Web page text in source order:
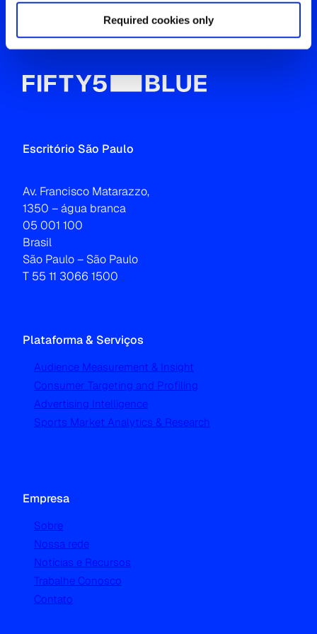
Required cookies only
Escritório São Paulo
Av. Francisco Matarazzo,
1350 – água branca
05 001 100
Brasil
São Paulo – São Paulo
T 55 11 3066 1500
Plataforma & Serviços
Audience Measurement & Insight
Consumer Targeting and Profiling
Advertising Intelligence
Sports Market Analytics & Research
Empresa
Sobre
Nossa rede
Notícias e Recursos
Trabalhe Conosco
Contato